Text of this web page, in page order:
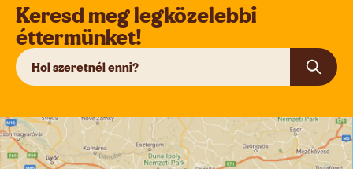
Keresd meg legközelebbi
éttermünket!